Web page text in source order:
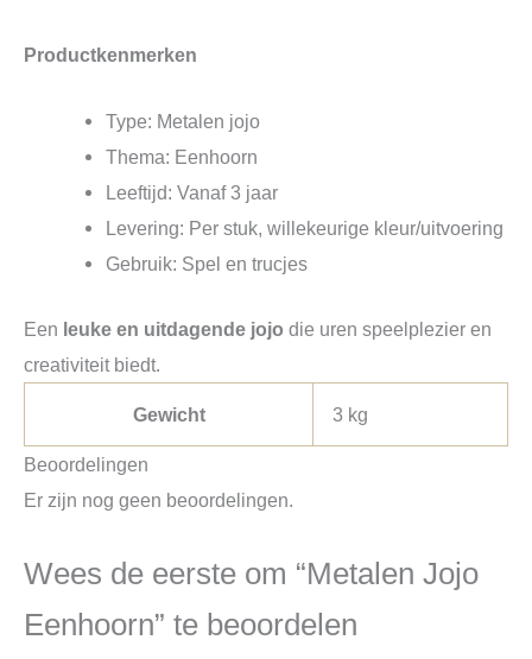
Productkenmerken
Type: Metalen jojo
Thema: Eenhoorn
Leeftijd: Vanaf 3 jaar
Levering: Per stuk, willekeurige kleur/uitvoering
Gebruik: Spel en trucjes
Een leuke en uitdagende jojo die uren speelplezier en
creativiteit biedt.
Gewicht 3 kg
Beoordelingen
Er zijn nog geen beoordelingen.
Wees de eerste om “Metalen Jojo
Eenhoorn” te beoordelen